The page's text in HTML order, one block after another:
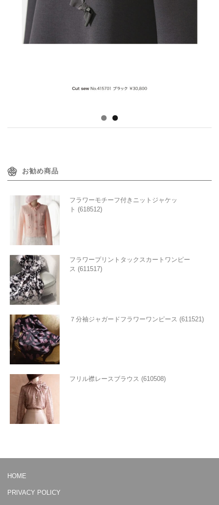
お勧め商品
フラワーモチーフ付きニットジャケッ
ト (618512)
フラワープリントタックスカートワンピー
ス (611517)
７分袖ジャガードフラワーワンピース (611521)
フリル襟レースブラウス (610508)
HOME
PRIVACY POLICY